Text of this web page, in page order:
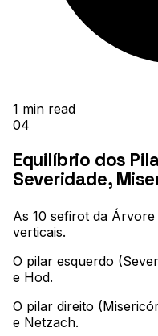
1 min read
04
Equilíbrio dos
Severidade,
As 10 sefirot da
verticais.
O pilar esquerdo
e Hod.
O pilar direito
e Netzach.